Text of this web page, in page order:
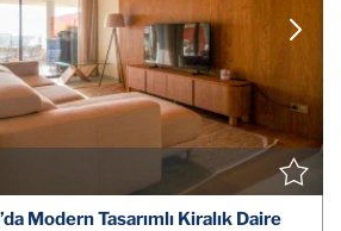
Modern Tasarımlı Kiralık Daire